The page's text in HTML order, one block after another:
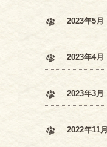
2023年5月
2023年4月
2023年3月
2022年11月